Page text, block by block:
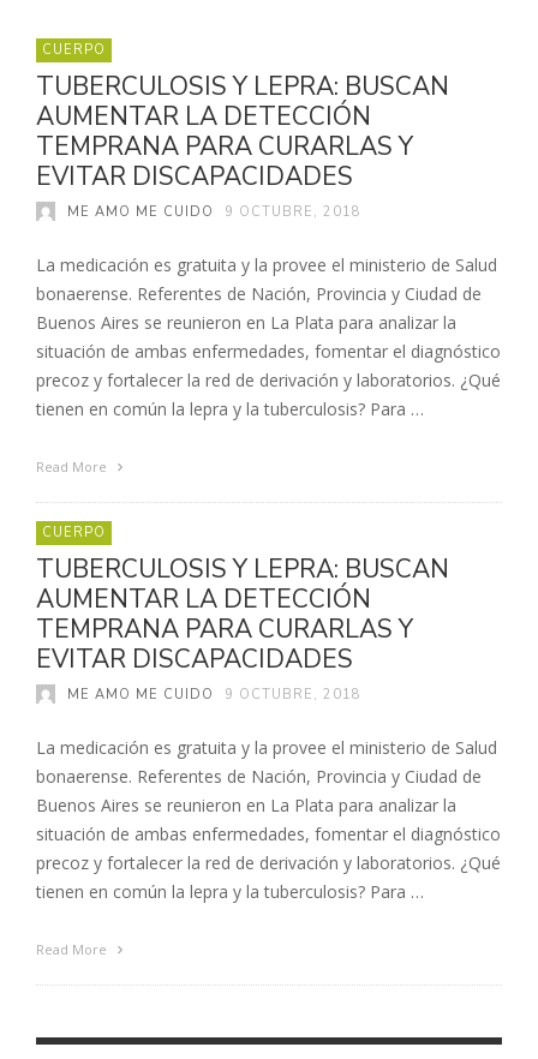
CUERPO
TUBERCULOSIS Y LEPRA: BUSCAN
AUMENTAR LA DETECCIÓN
TEMPRANA PARA CURARLAS Y
EVITAR DISCAPACIDADES
ME AMO ME CUIDO 9 OCTUBRE, 2018
La medicación es gratuita y la provee el ministerio de Salud
bonaerense. Referentes de Nación, Provincia y Ciudad de
Buenos Aires se reunieron en La Plata para analizar la
situación de ambas enfermedades, fomentar el diagnóstico
precoz y fortalecer la red de derivación y laboratorios. ¿Qué
tienen en común la lepra y la tuberculosis? Para …
Read More
CUERPO
TUBERCULOSIS Y LEPRA: BUSCAN
AUMENTAR LA DETECCIÓN
TEMPRANA PARA CURARLAS Y
EVITAR DISCAPACIDADES
ME AMO ME CUIDO 9 OCTUBRE, 2018
La medicación es gratuita y la provee el ministerio de Salud
bonaerense. Referentes de Nación, Provincia y Ciudad de
Buenos Aires se reunieron en La Plata para analizar la
situación de ambas enfermedades, fomentar el diagnóstico
precoz y fortalecer la red de derivación y laboratorios. ¿Qué
tienen en común la lepra y la tuberculosis? Para …
Read More